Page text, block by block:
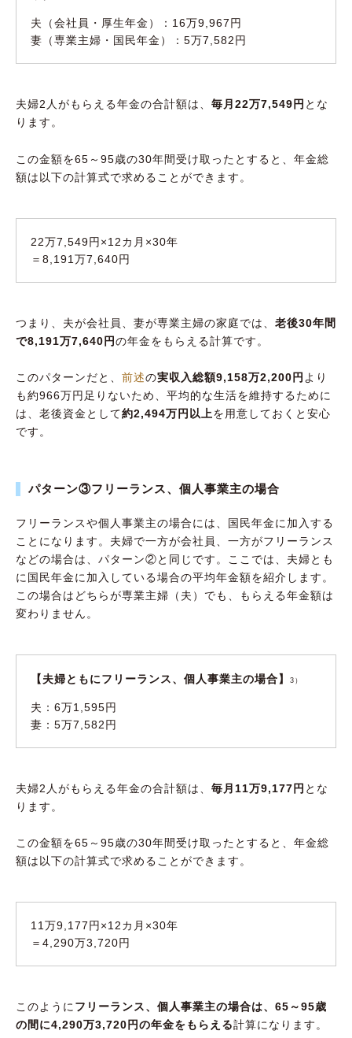
夫（会社員・厚生年金）：16万9,967円
妻（専業主婦・国民年金）：5万7,582円
夫婦2人がもらえる年金の合計額は、 毎月22万7,549円 とな
ります。
この金額を65～95歳の30年間受け取ったとすると、年金総
額は以下の計算式で求めることができます。
22万7,549円×12カ月×30年
＝8,191万7,640円
つまり、夫が会社員、妻が専業主婦の家庭では、 老後30年間
で8,191万7,640円の年金をもらえる計算です。
このパターンだと、 前述の実収入総額9,158万2,200円 より
も約966万円足りないため、平均的な生活を維持するために
は、老後資金として約2,494万円以上を用意しておくと安心
です。
パターン③フリーランス、個人事業主の場合
フリーランスや個人事業主の場合には、国民年金に加入する
ことになります。夫婦で一方が会社員、一方がフリーランス
などの場合は、パターン②と同じです。ここでは、夫婦とも
に国民年金に加入している場合の平均年金額を紹介します。
この場合はどちらが専業主婦（夫）でも、もらえる年金額は
変わりません。
【夫婦ともにフリーランス、個人事業主の場合】3）
夫：6万1,595円
妻：5万7,582円
夫婦2人がもらえる年金の合計額は、 毎月11万9,177円 とな
ります。
この金額を65～95歳の30年間受け取ったとすると、年金総
額は以下の計算式で求めることができます。
11万9,177円×12カ月×30年
＝4,290万3,720円
このようにフリーランス、個人事業主の場合は、65～95歳
の間に4,290万3,720円の年金をもらえる計算になります。